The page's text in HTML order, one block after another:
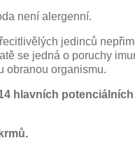
není alergenní.
jedinců
se jedná o poruchy
obranou organismu.
hlavních potenciálních